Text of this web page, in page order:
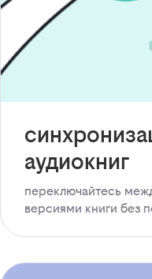
аудиокниг
переключайтесь
версиями книги без